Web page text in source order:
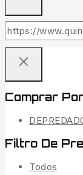
Comprar
Filtro De
Todos